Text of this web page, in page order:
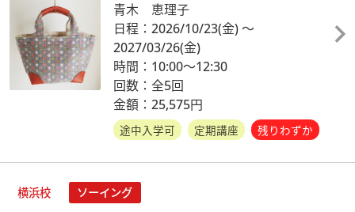
青木 恵理子
日程：2026/10/23(金)～
2027/03/26(金)
時間：10:00～12:30
回数：全5回
金額：25,575円
途中入学可 定期講座 残りわずか
横浜校 ソーイング